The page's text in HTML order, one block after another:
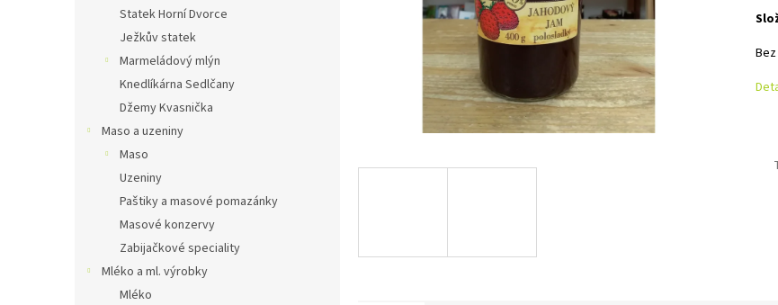
Statek Horní Dvorce
Ježkův statek
Marmeládový mlýn
Knedlíkárna Sedlčany
Džemy Kvasnička
Maso a uzeniny
Maso
Uzeniny
Paštiky a masové pomazánky
Masové konzervy
Zabijačkové speciality
Mléko a ml. výrobky
Mléko